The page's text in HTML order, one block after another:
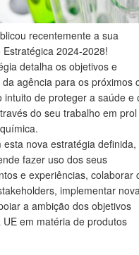
recentemente a sua
Estratégica 2024-2028!
detalha os objetivos e
agência para os próximos
intuito de proteger a saúde e
do seu trabalho em
esta nova estratégia definida,
fazer uso dos seus
e experiências, colaborar
implementar
a ambição dos objetivos
em matéria de produtos